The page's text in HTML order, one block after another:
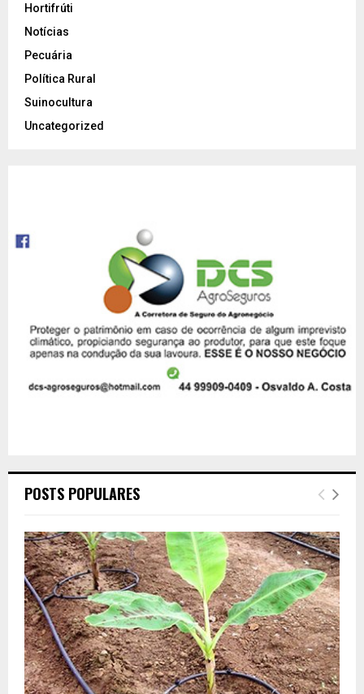
Hortifrúti
Notícias
Pecuária
Política Rural
Suinocultura
Uncategorized
POSTS POPULARES